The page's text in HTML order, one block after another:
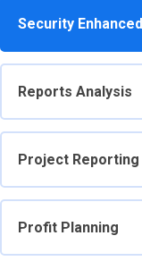
Security Enhanced
Reports Analysis
Project Reporting
Profit Planning